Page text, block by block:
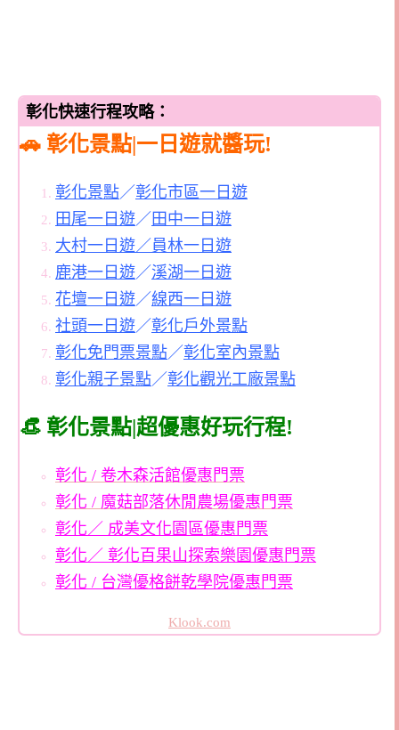
彰化快速行程攻略：
🚗 彰化景點|一日遊就醬玩!
彰化景點／彰化市區一日遊
田尾一日遊／ 田中一日遊
大村一日遊／ 員林一日遊
鹿港一日遊／溪湖一日遊
花壇一日遊／線西一日遊
社頭一日遊／彰化戶外景點
彰化免門票景點／彰化室內景點
彰化親子景點／彰化觀光工廠景點
👒 彰化景點|超優惠好玩行程!
彰化 / 卷木森活館優惠門票
彰化 / 魔菇部落休閒農場優惠門票
彰化／ 成美文化園區優惠門票
彰化／ 彰化百果山探索樂園優惠門票
彰化 / 台灣優格餅乾學院優惠門票
Klook.com